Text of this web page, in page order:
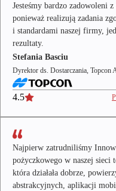
Jesteśmy bardzo zadowoleni
ponieważ realizują zadania
i standardami naszej firmy,
rezultaty.
Stefania Basciu
Dyrektor ds. Dostarczania, Topcon
4.5
Najpierw zatrudniliśmy
pożyczkowego w naszej sieci
która działała dobrze,
abstrakcyjnych, aplikacji